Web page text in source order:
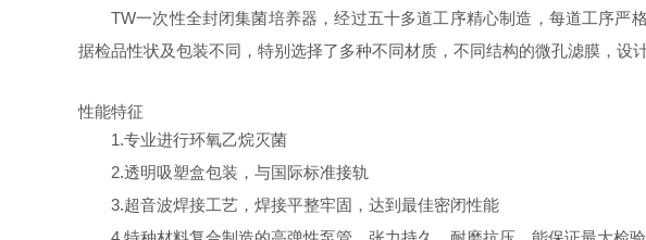
TW一次性全封闭集菌培养器，经过五十多道工序精心制造，每道工序严
据检品性状及包装不同，特别选择了多种不同材质，不同结构的微孔滤膜，
性能特征
1.专业进行环氧乙烷灭菌
2.透明吸塑盒包装，与国际标准接轨
3.超音波焊接工艺，焊接平整牢固，达到最佳密闭性能